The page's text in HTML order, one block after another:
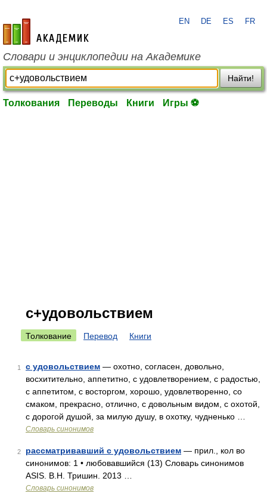
academic.ru
EN DE ES FR
Словари и энциклопедии на Академике
Найти!
Толкования Переводы Книги Игры ⚽
с+удовольствием
Толкование Перевод Книги
1 с удовольствием — охотно, согласен, довольно,
восхитительно, аппетитно, с удовлетворением, с радостью,
с аппетитом, с восторгом, хорошо, удовлетворенно, со
смаком, прекрасно, отлично, с довольным видом, с охотой,
с дорогой душой, за милую душу, в охотку, чудненько …
Словарь синонимов
2 рассматривавший с удовольствием — прил., кол во
синонимов: 1 • любовавшийся (13) Словарь синонимов
ASIS. В.Н. Тришин. 2013 …
Словарь синонимов